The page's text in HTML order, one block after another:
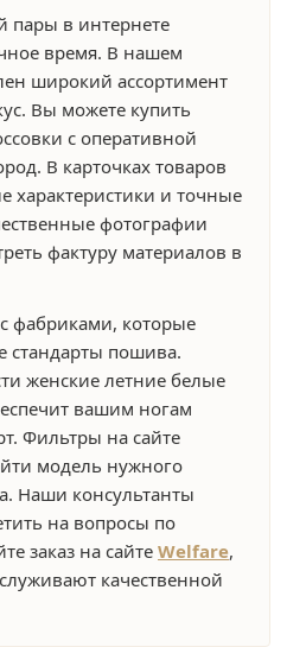
пары в интернете
время. В нашем
широкий ассортимент
Вы можете купить
с оперативной
В карточках товаров
характеристики и точные
фотографии
фактуру материалов в
фабриками, которые
стандарты пошива.
женские летние белые
вашим ногам
Фильтры на сайте
модель нужного
Наши консультанты
на вопросы по
заказ на сайте Welfare,
качественной